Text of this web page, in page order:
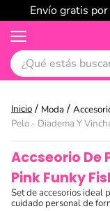
Envío gratis
¿Qué estás
Moda
Pelo - Diadema Y
Accseorio De
Pink Funky
Set de accesorios ideal
cuidado personal de